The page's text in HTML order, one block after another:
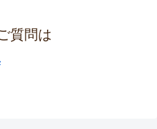
質問は